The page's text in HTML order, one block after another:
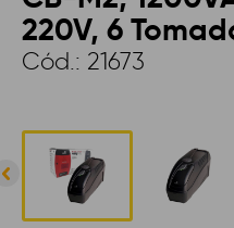
220V, 6
Cód.: 21673